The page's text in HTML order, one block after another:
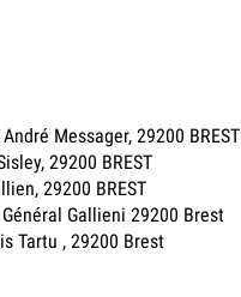
Messager, 29200 BREST
29200 BREST
29200 BREST
Gallieni 29200 Brest
Tartu , 29200 Brest